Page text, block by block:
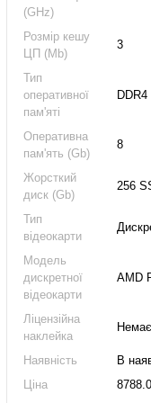
(GHz)
Розмір кешу
ЦП (Mb)
3
Тип
оперативної
пам'яті
DDR4
Оперативна
пам'ять (Gb)
8
Жорсткий
диск (Gb)
256
Тип
відеокарти
Модель
дискретної
відеокарти
AMD
Ліцензійна
наклейка
Немає
Наявність
В
Ціна